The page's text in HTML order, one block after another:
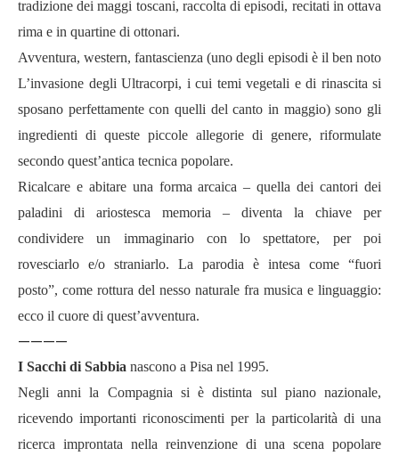
tradizione dei maggi toscani, raccolta di episodi, recitati in ottava
rima e in quartine di ottonari.
Avventura, western, fantascienza (uno degli episodi è il ben noto
L’invasione degli Ultracorpi, i cui temi vegetali e di rinascita si
sposano perfettamente con quelli del canto in maggio) sono gli
ingredienti di queste piccole allegorie di genere, riformulate
secondo quest’antica tecnica popolare.
Ricalcare e abitare una forma arcaica – quella dei cantori dei
paladini di ariostesca memoria – diventa la chiave per
condividere un immaginario con lo spettatore, per poi
rovesciarlo e/o straniarlo. La parodia è intesa come “fuori
posto”, come rottura del nesso naturale fra musica e linguaggio:
ecco il cuore di quest’avventura.
————
I Sacchi di Sabbia nascono a Pisa nel 1995.
Negli anni la Compagnia si è distinta sul piano nazionale,
ricevendo importanti riconoscimenti per la particolarità di una
ricerca improntata nella reinvenzione di una scena popolare